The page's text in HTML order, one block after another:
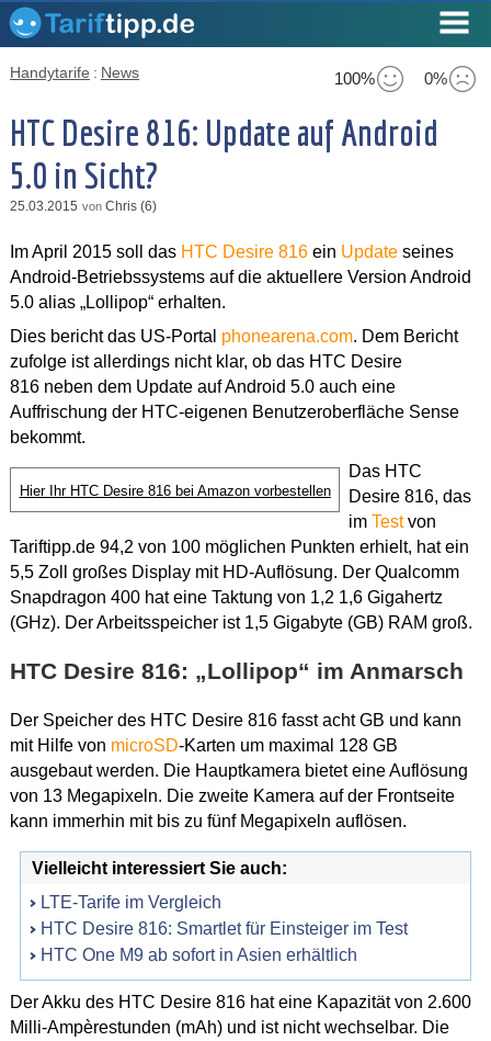
100% 0%
Handytarife : News
HTC Desire 816: Update auf Android
5.0 in Sicht?
25.03.2015 von Chris (6)
Im April 2015 soll das HTC Desire 816ein Updateseines
Android-Betriebssystems auf die aktuellere Version Android
5.0 alias „Lollipop“ erhalten.
Dies bericht das US-Portal phonearena.com. Dem Bericht
zufolge ist allerdings nicht klar, ob das HTC Desire
816 neben dem Update auf Android 5.0 auch eine
Auffrischung der HTC-eigenen Benutzeroberfläche Sense
bekommt.
Hier Ihr HTC Desire 816 bei Amazon vorbestellen
Das HTC
Desire 816, das
imTestvon
Tariftipp.de 94,2 von 100 möglichen Punkten erhielt, hat ein
5,5 Zoll großes Display mit HD-Auflösung. Der Qualcomm
Snapdragon 400 hat eine Taktung von 1,2 1,6 Gigahertz
(GHz). Der Arbeitsspeicher ist 1,5 Gigabyte (GB) RAM groß.
HTC Desire 816: „Lollipop“ im Anmarsch
Der Speicher des HTC Desire 816 fasst acht GB und kann
mit Hilfe von microSD-Karten um maximal 128 GB
ausgebaut werden. Die Hauptkamera bietet eine Auflösung
von 13 Megapixeln. Die zweite Kamera auf der Frontseite
kann immerhin mit bis zu fünf Megapixeln auflösen.
Vielleicht interessiert Sie auch:
LTE-Tarife im Vergleich
HTC Desire 816: Smartlet für Einsteiger im Test
HTC One M9 ab sofort in Asien erhältlich
Der Akku des HTC Desire 816 hat eine Kapazität von 2.600
Milli-Ampèrestunden (mAh) und ist nicht wechselbar. Die